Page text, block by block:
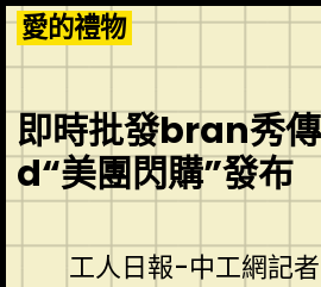
Skip
to
content
愛的禮物
即時批發bran秀
d“美團閃購”發布
工人日報-中工網記